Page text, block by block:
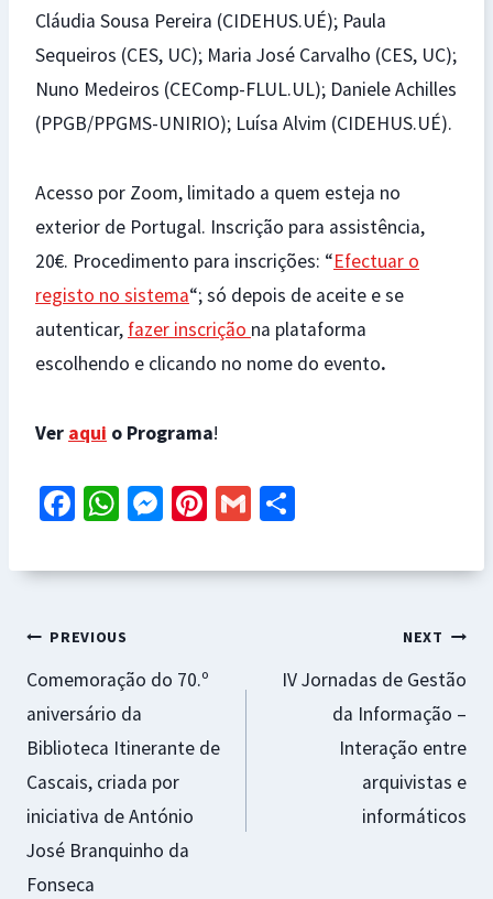
Cláudia Sousa Pereira (CIDEHUS.UÉ); Paula
Sequeiros (CES, UC); Maria José Carvalho (CES, UC);
Nuno Medeiros (CEComp-FLUL.UL); Daniele Achilles
(PPGB/PPGMS-UNIRIO); Luísa Alvim (CIDEHUS.UÉ).
Acesso por Zoom, limitado a quem esteja no
exterior de Portugal. Inscrição para assistência,
20€. Procedimento para inscrições: “Efectuar o
registo no sistema“; só depois de aceite e se
autenticar, fazer inscrição na plataforma
escolhendo e clicando no nome do evento.
Ver aqui o Programa!
Fa
b
o
k
W
at
p
p
M
se
r
Pi
er
G
ai ar
Navegação
de
artigos
PREVIOUS
Comemoração do 70.º
aniversário da
Biblioteca Itinerante de
Cascais, criada por
iniciativa de António
José Branquinho da
Fonseca
NEXT
IV Jornadas de Gestão
da Informação –
Interação entre
arquivistas e
informáticos